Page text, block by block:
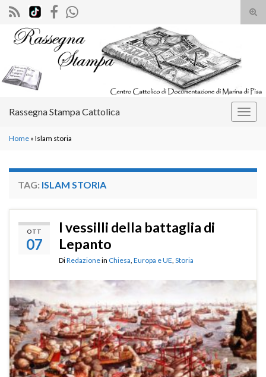
il
Search for:
Rassegna Stampa Cattolica
Home » Islam storia
TAG: ISLAM STORIA
OTT
07
I vessilli della battaglia di
Lepanto
DiRedazionein Chiesa Europa e UE Storia